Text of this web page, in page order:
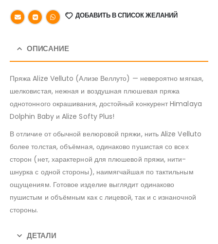
ДОБАВИТЬ В СПИСОК ЖЕЛАНИЙ
ОПИСАНИЕ
Пряжа Alize Velluto (Ализе Веллуто) — невероятно мягкая,
шелковистая, нежная и воздушная плюшевая пряжа
однотонного окрашивания, достойный конкурент Himalaya
Dolphin Baby и Alize Softy Plus!
В отличие от обычной велюровой пряжи, нить Alize Velluto
более толстая, объёмная, одинаково пушистая со всех
сторон (нет, характерной для плюшевой пряжи, нити-
шнурка с одной стороны), наимягчайшая по тактильным
ощущениям. Готовое изделие выглядит одинаково
пушистым и объёмным как с лицевой, так и с изнаночной
стороны.
ДЕТАЛИ